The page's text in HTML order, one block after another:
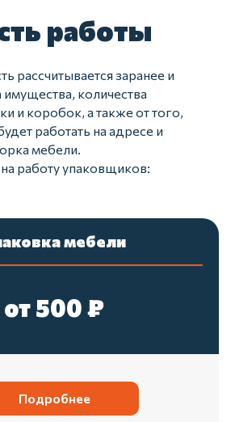
работы
рассчитывается заранее и
имущества, количества
и коробок, а также от того,
работать на адресе и
мебели.
работу упаковщиков:
мебели
от 500 ₽
Подробнее